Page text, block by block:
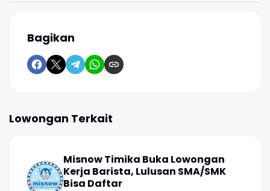
Bagikan
Lowongan Terkait
Misnow Timika Buka Lowongan
Kerja Barista, Lulusan SMA/SMK
Bisa Daftar